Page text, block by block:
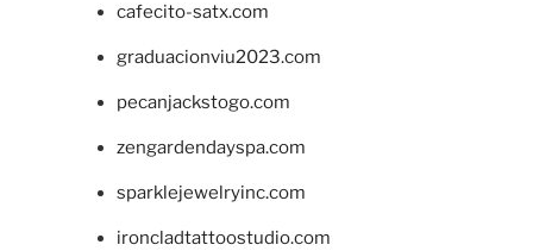
cafecito-satx.com
graduacionviu2023.com
pecanjackstogo.com
zengardendayspa.com
sparklejewelryinc.com
ironcladtattoostudio.com